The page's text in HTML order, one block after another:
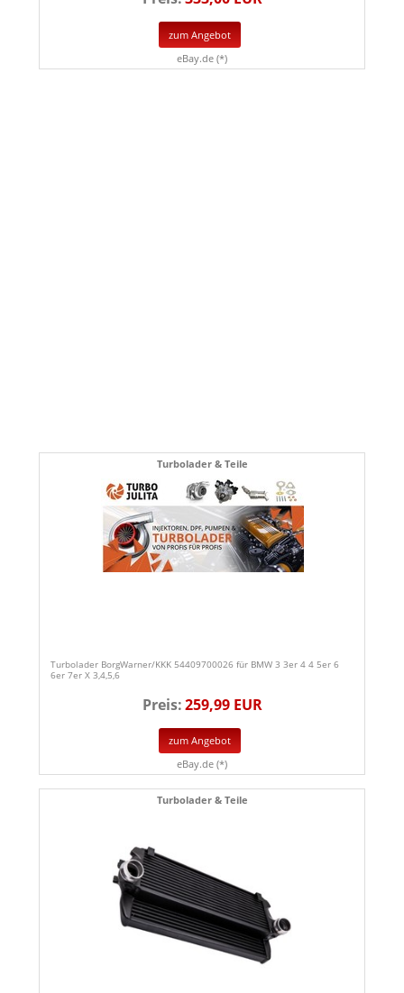
zum Angebot
eBay.de (*)
Turbolader & Teile
Turbolader BorgWarner/KKK 54409700026 für BMW 3 3er 4 4 5er 6
6er 7er X 3,4,5,6
Preis:259,99 EUR
zum Angebot
eBay.de (*)
Turbolader & Teile